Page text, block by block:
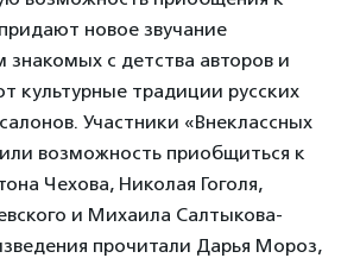
новое звучание
знакомых с детства авторов и
культурные традиции русских
Участники «Внеклассных
возможность приобщиться к
Чехова, Николая Гоголя,
и Михаила Салтыкова-
прочитали Дарья Мороз,